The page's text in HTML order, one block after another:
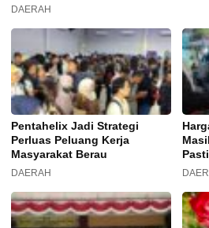
DAERAH
Pentahelix Jadi Strategi
Perluas Peluang Kerja
Masyarakat Berau
DAERAH